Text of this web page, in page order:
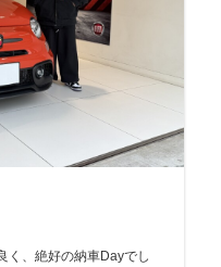
く、絶好の納車Dayでし